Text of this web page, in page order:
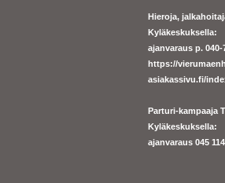
Hieroja,
Kyläkeskuksella:
ajanvaraus p.
https://
asiakassivu.fi/
Parturi-kampaaja
Kyläkeskuksella:
ajanvaraus 045